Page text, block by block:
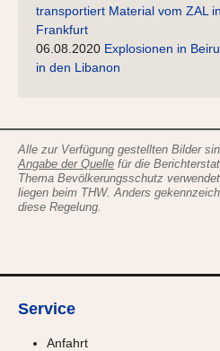
transportiert Material vom ZAL
Frankfurt
06.08.2020 Explosionen in
in den Libanon
Alle zur Verfügung gestellten Bilder
Angabe der Quelle für die
Thema Bevölkerungsschutz
liegen beim THW. Anders
diese Regelung.
Service
Anfahrt